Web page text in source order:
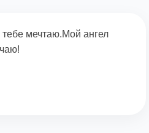
мечтаю.Мой ангел